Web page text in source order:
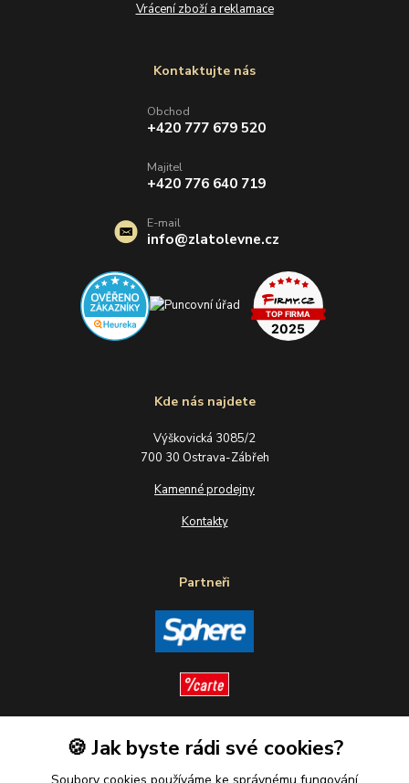
Vrácení zboží a reklamace
Kde nás najdete
Výškovická 3085/2
700 30 Ostrava-Zábřeh
Kamenné prodejny
Kontakty
Partneři
Sledujte nás
Kontaktujte nás
Obchod
+420 777 679 520
Majitel
+420 776 640 719
E-mail
info@zlatolevne.cz
🍪 Jak byste rádi své cookies?